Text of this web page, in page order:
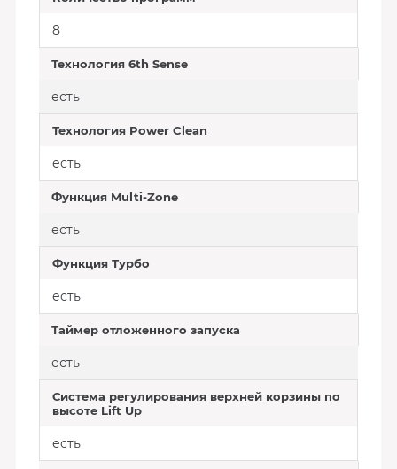
8
Технология 6th Sense
есть
Технология Power Clean
есть
Функция Multi-Zone
есть
Функция Турбо
есть
Таймер отложенного запуска
есть
Система регулирования верхней корзины по
высоте Lift Up
есть